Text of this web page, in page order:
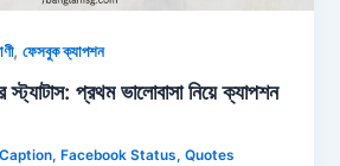
,ফেসবুক ক্যাপশন
প্রথম ভালোবাসা নিয়ে ক্যাপশন
, Facebook Status,Quotes